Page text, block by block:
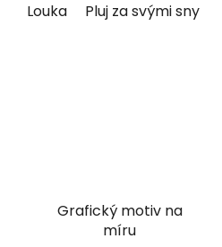
Louka Pluj za svými sny
Grafický motiv na
míru